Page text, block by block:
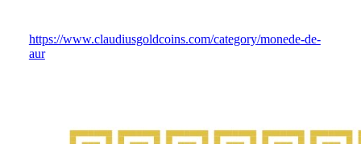
https://www.claudiusgoldcoins.com/category/monede-de-
aur